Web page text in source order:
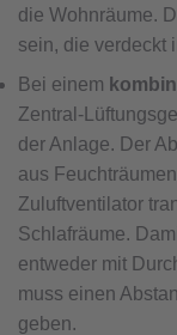
die Wohnräume.
sein, die verdeckt
Bei einem
Zentral-
der Anlage. Der
aus
Zuluftventilator
Schlafräume.
entweder mit
muss einen
geben.